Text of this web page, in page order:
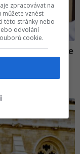
zpracovávat na
vznést
této stránky nebo
odvolání
cookie.